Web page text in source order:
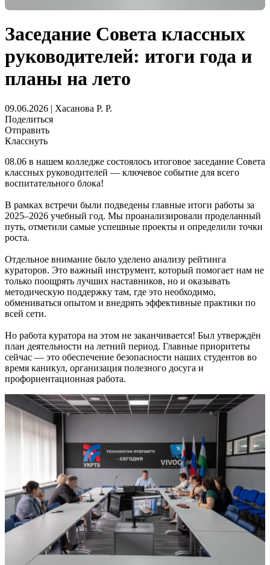
Заседание Совета классных
руководителей: итоги года и
планы на лето
09.06.2026 | Хасанова Р. Р.
Поделиться
Отправить
Класснуть
08.06 в нашем колледже состоялось итоговое заседание Совета
классных руководителей — ключевое событие для всего
воспитательного блока!
В рамках встречи были подведены главные итоги работы за
2025–2026 учебный год. Мы проанализировали проделанный
путь, отметили самые успешные проекты и определили точки
роста.
Отдельное внимание было уделено анализу рейтинга
кураторов. Это важный инструмент, который помогает нам не
только поощрять лучших наставников, но и оказывать
методическую поддержку там, где это необходимо,
обмениваться опытом и внедрять эффективные практики по
всей сети.
Но работа куратора на этом не заканчивается! Был утверждён
план деятельности на летний период. Главные приоритеты
сейчас — это обеспечение безопасности наших студентов во
время каникул, организация полезного досуга и
профориентационная работа.